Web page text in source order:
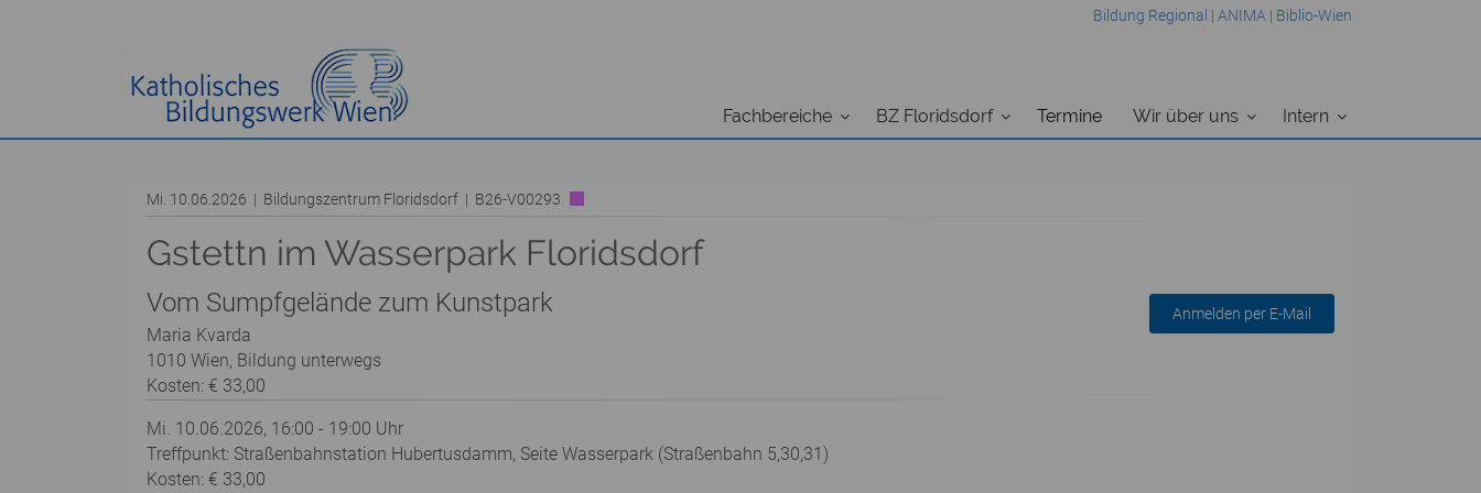
Bildung Regional | ANIMA | Biblio-Wien
Fachbereiche BZ Floridsdorf Termine Wir über uns Intern
Mi. 10.06.2026 | Bildungszentrum Floridsdorf | B26-V00293
Gstettn im Wasserpark Floridsdorf
Vom Sumpfgelände zum Kunstpark
Maria Kvarda
1010 Wien, Bildung unterwegs
Kosten: € 33,00
Anmelden per E-Mail
Mi. 10.06.2026, 16:00 - 19:00 Uhr
Treffpunkt: Straßenbahnstation Hubertusdamm, Seite Wasserpark (Straßenbahn 5,30,31)
Kosten: € 33,00